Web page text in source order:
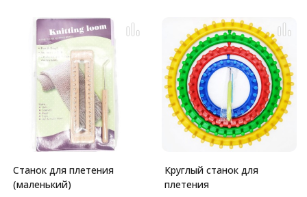
внутреннем кольце пялец.
ВАЖНО! Перед натяжением
канвы на пяльцы рекомендуем
протирать их мягкой тканью.
Рекомендуются для
вышивания на тонких
хлопчатобумажных, льняных и
не аппретированных тканях.
Станок для плетения
(маленький)
Круглый станок для
плетения